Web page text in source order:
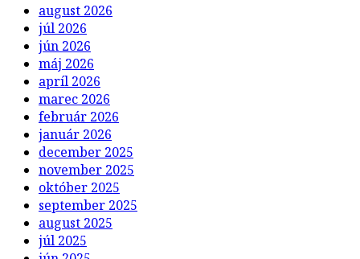
august 2026
júl 2026
jún 2026
máj 2026
apríl 2026
marec 2026
február 2026
január 2026
december 2025
november 2025
október 2025
september 2025
august 2025
júl 2025